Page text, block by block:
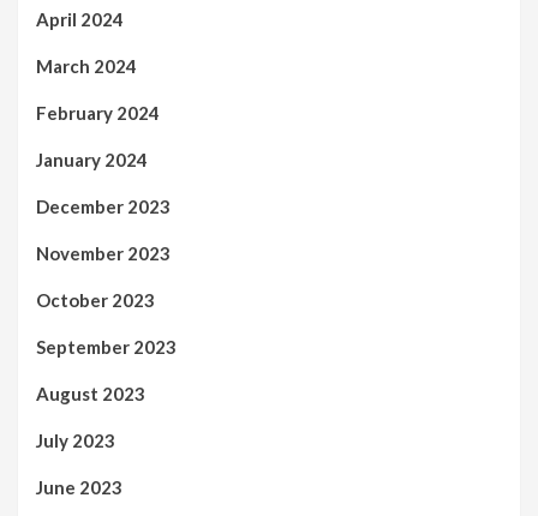
April 2024
March 2024
February 2024
January 2024
December 2023
November 2023
October 2023
September 2023
August 2023
July 2023
June 2023